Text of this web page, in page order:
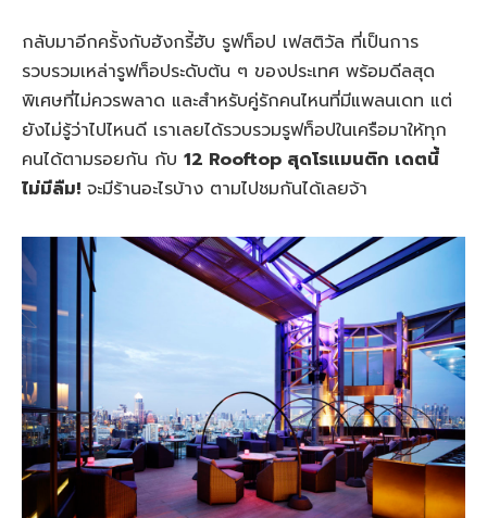
กลับมาอีกครั้งกับฮังกรี้ฮับ รูฟท็อป เฟสติวัล ที่เป็นการ
รวบรวมเหล่ารูฟท็อประดับต้น ๆ ของประเทศ พร้อมดีลสุด
พิเศษที่ไม่ควรพลาด และสำหรับคู่รักคนไหนที่มีแพลนเดท แต่
ยังไม่รู้ว่าไปไหนดี เราเลยได้รวบรวมรูฟท็อปในเครือมาให้ทุก
คนได้ตามรอยกัน กับ 12 Rooftop สุดโรแมนติก เดตนี้
ไม่มีลืม! จะมีร้านอะไรบ้าง ตามไปชมกันได้เลยจ้า